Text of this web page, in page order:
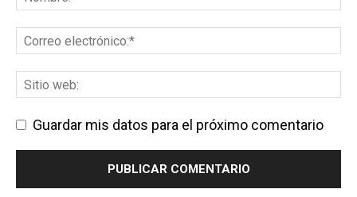
Guardar mis datos para el próximo comentario